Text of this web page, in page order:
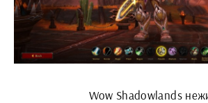
Wow Shadowlands